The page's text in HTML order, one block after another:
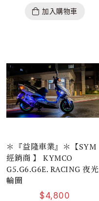
加入購物車
＊『益隆車業』＊【SYM
經銷商 】 KYMCO
G5.G6.G6E. RACING 夜光
輪圈
$4,800